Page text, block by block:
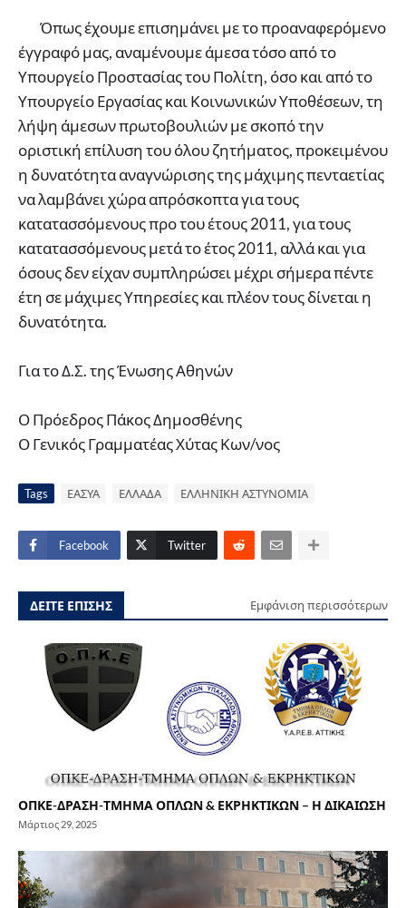
Όπως έχουμε επισημάνει με το προαναφερόμενο
έγγραφό μας, αναμένουμε άμεσα τόσο από το
Υπουργείο Προστασίας του Πολίτη, όσο και από το
Υπουργείο Εργασίας και Κοινωνικών Υποθέσεων, τη
λήψη άμεσων πρωτοβουλιών με σκοπό την
οριστική επίλυση του όλου ζητήματος, προκειμένου
η δυνατότητα αναγνώρισης της μάχιμης πενταετίας
να λαμβάνει χώρα απρόσκοπτα για τους
κατατασσόμενους προ του έτους 2011, για τους
κατατασσόμενους μετά το έτος 2011, αλλά και για
όσους δεν είχαν συμπληρώσει μέχρι σήμερα πέντε
έτη σε μάχιμες Υπηρεσίες και πλέον τους δίνεται η
δυνατότητα.
Για το Δ.Σ. της Ένωσης Αθηνών
Ο Πρόεδρος Πάκος Δημοσθένης
Ο Γενικός Γραμματέας Χύτας Κων/νος
Tags ΕΑΣΥΑ ΕΛΛΑΔΑ ΕΛΛΗΝΙΚΗ ΑΣΤΥΝΟΜΙΑ
Facebook Twitter
ΔΕΙΤΕ ΕΠΙΣΗΣ Εμφάνιση περισσότερων
ΟΠΚΕ-ΔΡΑΣΗ-ΤΜΗΜΑ ΟΠΛΩΝ & ΕΚΡΗΚΤΙΚΩΝ – Η ΔΙΚΑΙΩΣΗ
Μάρτιος 29, 2025